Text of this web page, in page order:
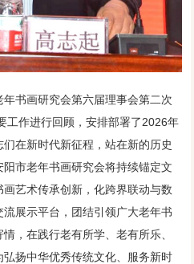
书画研究会第六届理事会第二次
工作进行回顾，安排部署了2026年
在新时代新征程，站在新的历史
市老年书画研究会将持续锚定文
艺术传承创新，化跨界联动与数
展示平台，团结引领广大老年书
，在践行老有所学、老有所乐、
扬中华优秀传统文化、服务新时